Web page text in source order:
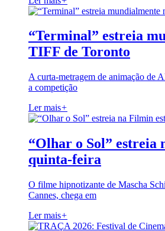
“Terminal” estreia
TIFF de Toronto
A curta-metragem de animação de
a competição
Ler mais+
“Olhar o Sol” estreia
quinta-feira
O filme hipnotizante de Mascha
Cannes, chega em
Ler mais+